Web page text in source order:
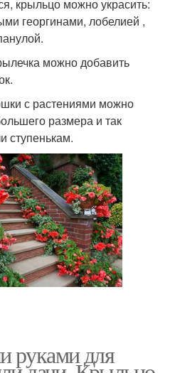
крыльцо можно украсить:
георгинами, лобелией ,
можно добавить
с растениями можно
размера и так
ступенькам.
руками для